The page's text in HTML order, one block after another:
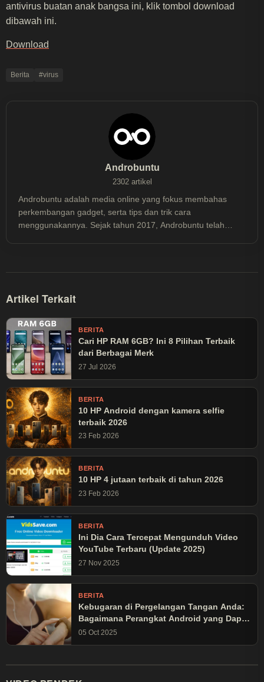
antivirus buatan anak bangsa ini, klik tombol download
dibawah ini.
Download
Berita #virus
Androbuntu
2302 artikel
Androbuntu adalah media online yang fokus membahas
perkembangan gadget, serta tips dan trik cara
menggunakannya. Sejak tahun 2017, Androbuntu telah
Artikel Terkait
BERITA
Cari HP RAM 6GB? Ini 8 Pilihan Terbaik
dari Berbagai Merk
27 Jul 2026
BERITA
10 HP Android dengan kamera selfie
terbaik 2026
23 Feb 2026
BERITA
10 HP 4 jutaan terbaik di tahun 2026
23 Feb 2026
BERITA
Ini Dia Cara Tercepat Mengunduh Video
YouTube Terbaru (Update 2025)
27 Nov 2025
BERITA
Kebugaran di Pergelangan Tangan Anda:
Bagaimana Perangkat Android yang Dapat
Dikenakan Mengubah Latihan Olahraga
05 Oct 2025